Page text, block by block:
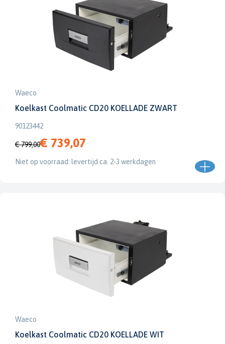
Waeco
Koelkast Coolmatic CD20 KOELLADE ZWART
90123442
€ 799,00€ 739,07
Niet op voorraad: levertijd ca. 2-3 werkdagen
Waeco
Koelkast Coolmatic CD20 KOELLADE WIT